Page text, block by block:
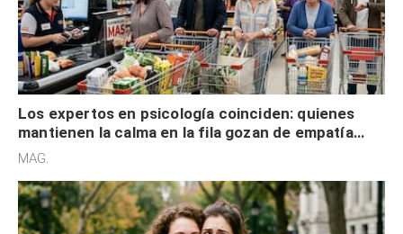
Los expertos en psicología coinciden: quienes
mantienen la calma en la fila gozan de empatía
cognitiva, gratitud y no solo tienen autocontrol
MAG.